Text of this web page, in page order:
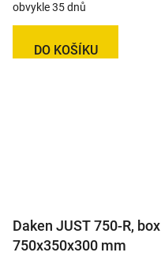
obvykle 35 dnů
DO KOŠÍKU
Daken JUST 750-R, box
750x350x300 mm